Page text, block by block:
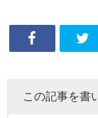
この記事を書